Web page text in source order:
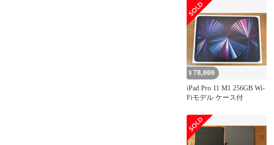
¥ 78,000
iPad Pro 11 M1 256GB Wi-
Fiモデル ケース付